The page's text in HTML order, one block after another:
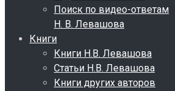
Поиск по видео-ответам
Н. В. Левашова
Книги
Книги Н.В. Левашова
Статьи Н.В. Левашова
Книги других авторов